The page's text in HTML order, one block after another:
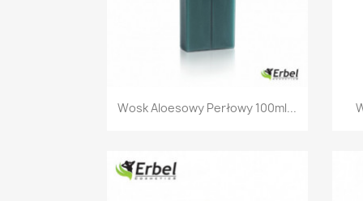
Szybki podgląd
Wosk Aloesowy Perłowy 100ml...